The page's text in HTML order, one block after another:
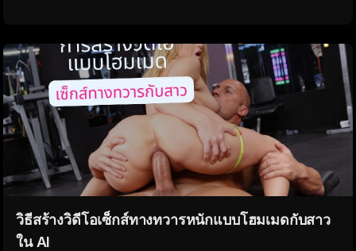
วิธีสร้างวิดีโอเซ็กส์ทางทวารหนักแบบโฮมเมดกับสาว
ใน AI